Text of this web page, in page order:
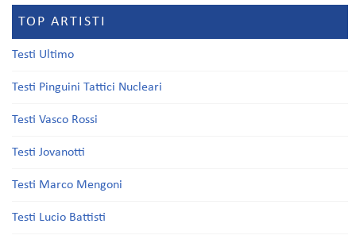
TOP ARTISTI
Testi Ultimo
Testi Pinguini Tattici Nucleari
Testi Vasco Rossi
Testi Jovanotti
Testi Marco Mengoni
Testi Lucio Battisti